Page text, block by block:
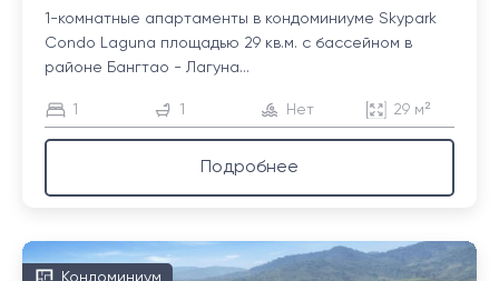
1-комнатные апартаменты в кондоминиуме Skypark
Condo Laguna площадью 29 кв.м. с бассейном в
районе Бангтао - Лагуна...
1 1 Нет 29 м²
Подробнее
Кондоминиум